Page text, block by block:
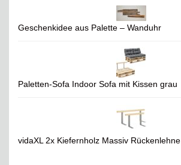
Geschenkidee aus Palette – Wanduhr
Paletten-Sofa Indoor Sofa mit Kissen grau
vidaXL 2x Kiefernholz Massiv Rückenlehne